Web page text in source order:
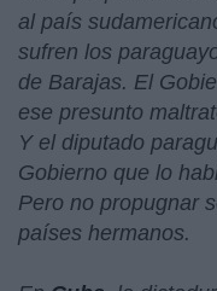
al país
sufren los
de Barajas. El
ese presunto
Y el diputado
Gobierno que lo
Pero no propugnar
países hermanos.